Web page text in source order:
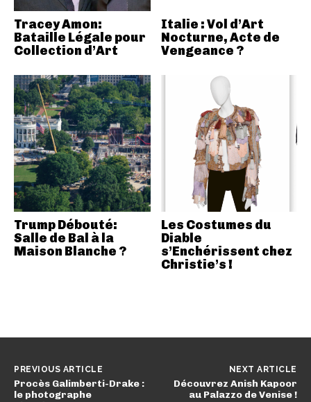
Tracey Amon:
Bataille Légale pour
Collection d’Art
Italie : Vol d’Art
Nocturne, Acte de
Vengeance ?
Trump Débouté:
Salle de Bal à la
Maison Blanche ?
Les Costumes du
Diable
s’Enchérissent chez
Christie’s !
PREVIOUS ARTICLE
Procès Galimberti-Drake :
le photographe
NEXT ARTICLE
Découvrez Anish Kapoor
au Palazzo de Venise !